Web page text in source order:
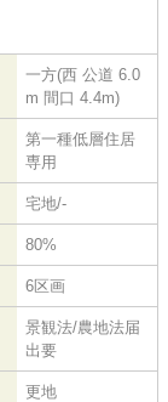
一方(西 公道 6.0
m 間口 4.4m)
第一種低層住居
専用
宅地/-
80%
6区画
景観法/農地法届
出要
更地